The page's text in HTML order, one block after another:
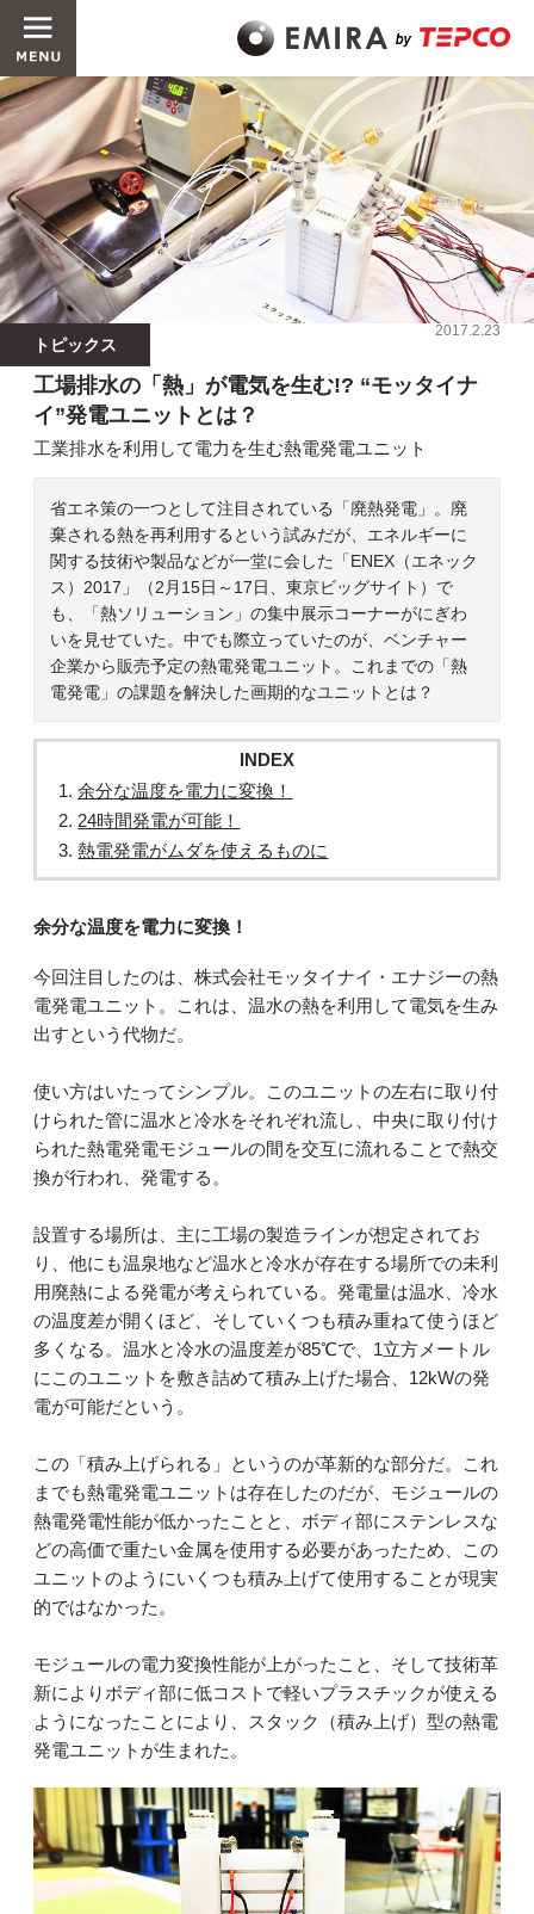
トピックス
2017.2.23
工場排水の「熱」が電気を生む!? “モッタイナ
イ”発電ユニットとは？
工業排水を利用して電力を生む熱電発電ユニット
省エネ策の一つとして注目されている「廃熱発電」。廃
棄される熱を再利用するという試みだが、エネルギーに
関する技術や製品などが一堂に会した「ENEX（エネック
ス）2017」（2月15日～17日、東京ビッグサイト）で
も、「熱ソリューション」の集中展示コーナーがにぎわ
いを見せていた。中でも際立っていたのが、ベンチャー
企業から販売予定の熱電発電ユニット。これまでの「熱
電発電」の課題を解決した画期的なユニットとは？
INDEX
余分な温度を電力に変換！
24時間発電が可能！
熱電発電がムダを使えるものに
余分な温度を電力に変換！
今回注目したのは、株式会社モッタイナイ・エナジーの熱
電発電ユニット。これは、温水の熱を利用して電気を生み
出すという代物だ。
使い方はいたってシンプル。このユニットの左右に取り付
けられた管に温水と冷水をそれぞれ流し、中央に取り付け
られた熱電発電モジュールの間を交互に流れることで熱交
換が行われ、発電する。
設置する場所は、主に工場の製造ラインが想定されてお
り、他にも温泉地など温水と冷水が存在する場所での未利
用廃熱による発電が考えられている。発電量は温水、冷水
の温度差が開くほど、そしていくつも積み重ねて使うほど
多くなる。温水と冷水の温度差が85℃で、1立方メートル
にこのユニットを敷き詰めて積み上げた場合、12kWの発
電が可能だという。
この「積み上げられる」というのが革新的な部分だ。これ
までも熱電発電ユニットは存在したのだが、モジュールの
熱電発電性能が低かったことと、ボディ部にステンレスな
どの高価で重たい金属を使用する必要があったため、この
ユニットのようにいくつも積み上げて使用することが現実
的ではなかった。
モジュールの電力変換性能が上がったこと、そして技術革
新によりボディ部に低コストで軽いプラスチックが使える
ようになったことにより、スタック（積み上げ）型の熱電
発電ユニットが生まれた。